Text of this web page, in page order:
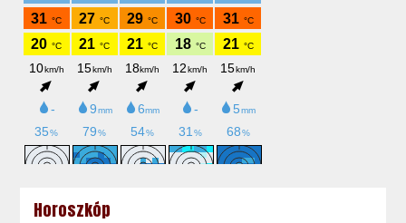
Horoszkóp